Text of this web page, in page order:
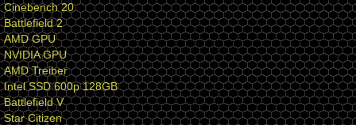
Cinebench 20
Battlefield 2
AMD GPU
NVIDIA GPU
AMD Treiber
Intel SSD 600p 128GB
Battlefield V
Star Citizen